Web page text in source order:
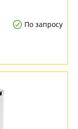
По запросу